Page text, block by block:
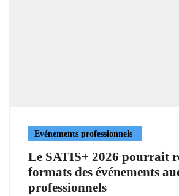
Evénements professionnels
Le SATIS+ 2026 pourrait
formats des événements
professionnels